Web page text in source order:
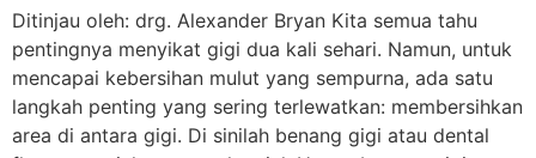
Ditinjau oleh: drg. Alexander Bryan Kita semua tahu
pentingnya menyikat gigi dua kali sehari. Namun, untuk
mencapai kebersihan mulut yang sempurna, ada satu
langkah penting yang sering terlewatkan: membersihkan
area di antara gigi. Di sinilah benang gigi atau dental